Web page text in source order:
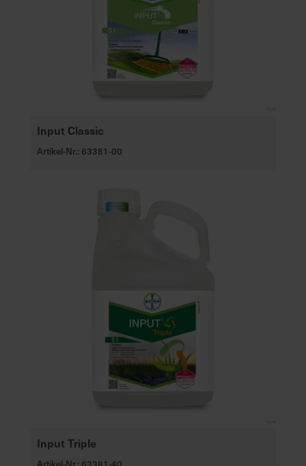
Input Classic
Artikel-Nr.: 63381-00
Input Triple
Artikel-Nr.: 63381-40